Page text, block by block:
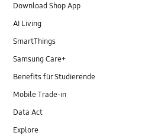
Download Shop App
AI Living
SmartThings
Samsung Care+
Benefits für Studierende
Mobile Trade-in
Data Act
Explore